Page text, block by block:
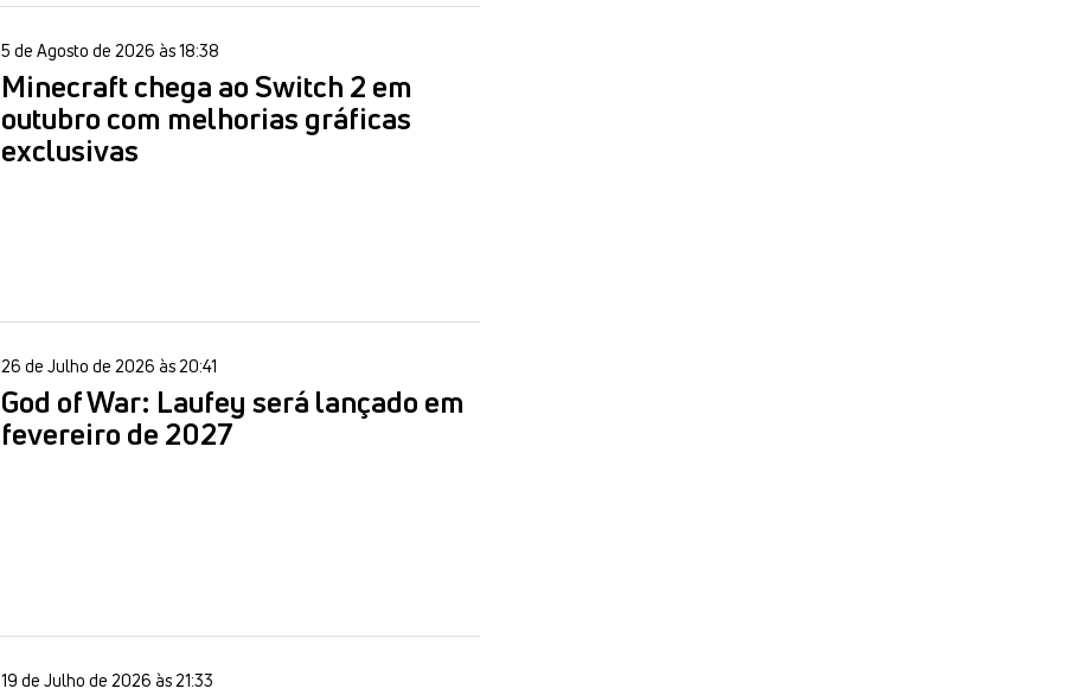
5 de Agosto de 2026 às 18:38
Minecraft chega ao Switch 2 em
outubro com melhorias gráficas
exclusivas
26 de Julho de 2026 às 20:41
God of War: Laufey será lançado em
fevereiro de 2027
19 de Julho de 2026 às 21:33